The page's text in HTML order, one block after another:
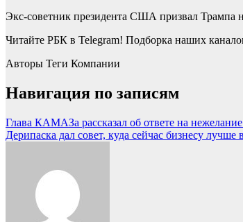
Экс-советник президента США призвал Трампа
Читайте РБК в Telegram! Подборка наших
Авторы Теги Компании
Навигация по записям
Глава КАМАЗа рассказал об ответе на
Дерипаска дал совет, куда сейчас бизнесу